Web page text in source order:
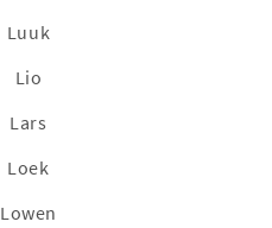
Luuk
Lio
Lars
Loek
Lowen